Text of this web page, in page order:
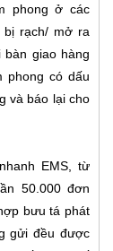
phong ở các
rạch/ mở ra
giao hàng
phong có dấu
và báo lại cho
EMS, từ
50.000 đơn
bưu tá phát
gửi đều được